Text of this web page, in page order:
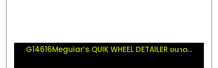
G14616Meguiar’s QUIK WHEEL DETAILER ขนาด...